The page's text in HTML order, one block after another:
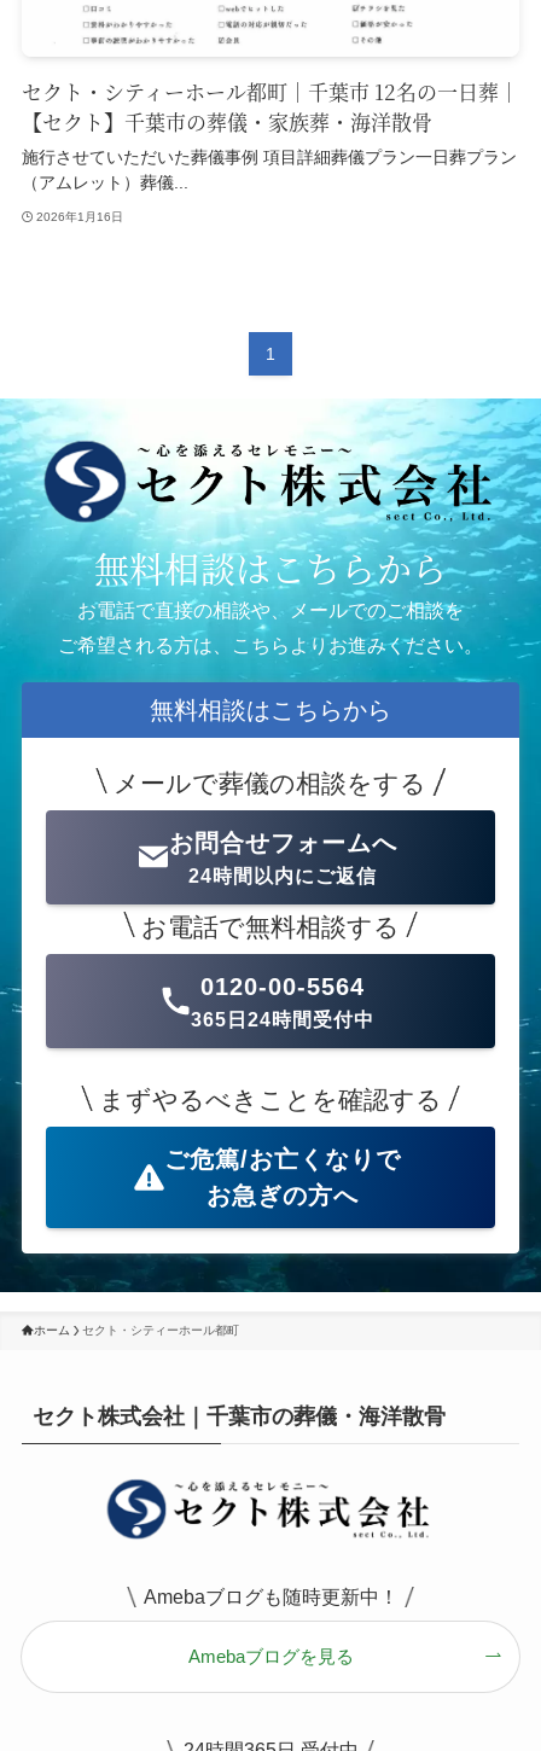
セクト・シティーホール都町｜千葉市 12名の一日葬｜
【セクト】千葉市の葬儀・家族葬・海洋散骨
施行させていただいた葬儀事例 項目詳細葬儀プラン一日葬プラン
（アムレット）葬儀...
2026年1月16日
1
無料相談はこちらから
お電話で直接の相談や、メールでのご相談を
ご希望される方は、こちらよりお進みください。
無料相談はこちらから
メールで葬儀の相談をする
お問合せフォームへ
24時間以内にご返信
お電話で無料相談する
0120-00-5564
365日24時間受付中
まずやるべきことを確認する
ご危篤/お亡くなりで
お急ぎの方へ
ホーム セクト・シティーホール都町
セクト株式会社｜千葉市の葬儀・海洋散骨
Amebaブログも随時更新中！
Amebaブログを見る